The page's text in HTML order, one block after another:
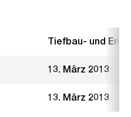
Tiefbau- und
13. März 2013
13. März 2013